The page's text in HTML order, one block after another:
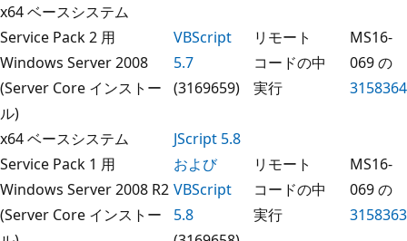
x64 ベースシステム
Service Pack 2 用
Windows Server 2008
(Server Core インストー
ル)
VBScript
5.7
(3169659)
リモート
コードの
実行
中
MS16-
069 の
3158364
x64 ベースシステム
Service Pack 1 用
Windows Server 2008 R2
(Server Core インストー
JScript 5.8
および
VBScript
5.8
リモート
コードの
実行
中
MS16-
069 の
3158363